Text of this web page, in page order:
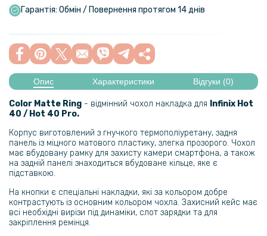
299 грн
159 грн
199 грн
Протиударна гідрогелева плівка Hydrogel Film для Infinix Hot 40​ на
задню панель, Transparent
239 грн
299 грн
Гідрогелева плівка iNobi Matte для Infinix Hot 40​ на задню панель,
Матова
152 грн
Гарантія: Обмін / Повернення протягом 14 днів
Опис Характеристики Відгуки (0)
Color Matte Ring - відмінний чохол накладка для Infinix Hot
40 / Hot 40 Pro.
Корпус виготовлений з гнучкого термополіуретану, задня
панель із міцного матового пластику, злегка прозорого. Чохол
має вбудовану рамку для захисту камери смартфона, а також
на задній панелі знаходиться вбудоване кільце, яке є
підставкою.
На кнопки є спеціальні накладки, які за кольором добре
контрастують із основним кольором чохла. Захисний кейс має
всі необхідні вирізи під динаміки, слот зарядки та для
закріплення ремінця.